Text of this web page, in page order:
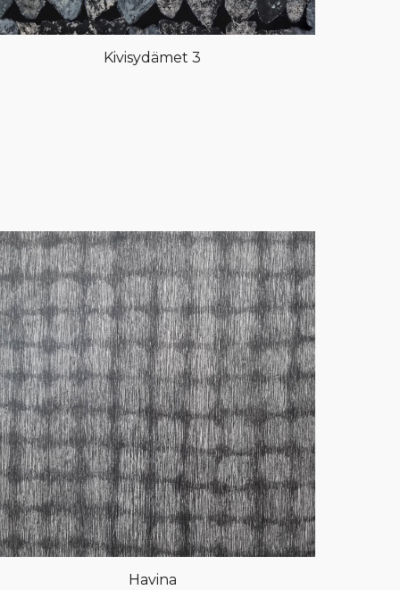
Kivisydämet 3
Havina